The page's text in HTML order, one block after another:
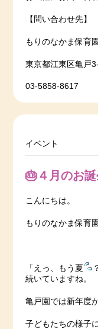
【問い合わせ先】
もりのなかま保育
東京都江東区亀
03-5858-8617
イベント
🎂４月のお
こんにちは。
もりのなかま保育
「えっ、もう夏
続いていますね。
亀戸園では新年度
子どもたちの様子